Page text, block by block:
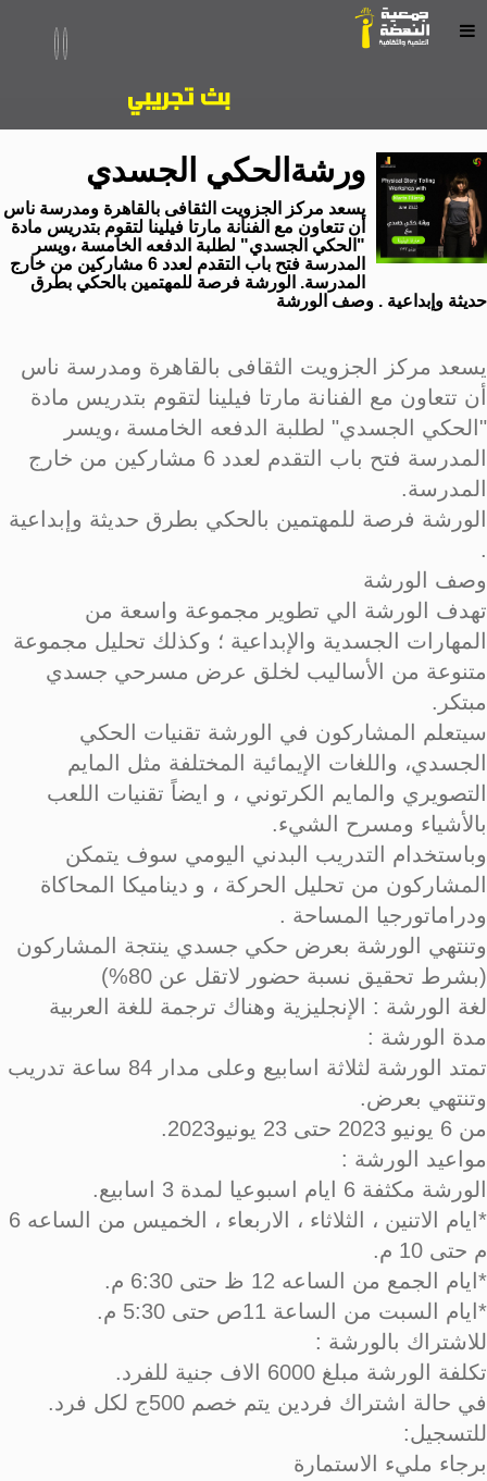
ورشةالحكي الجسدي
يسعد مركز الجزويت الثقافى بالقاهرة ومدرسة ناس
أن تتعاون مع الفنانة مارتا فيلينا لتقوم بتدريس مادة
"الحكي الجسدي" لطلبة الدفعه الخامسة ،ويسر
المدرسة فتح باب التقدم لعدد 6 مشاركين من خارج
المدرسة. الورشة فرصة للمهتمين بالحكي بطرق
حديثة وإبداعية . وصف الورشة
يسعد مركز الجزويت الثقافى بالقاهرة ومدرسة ناس
أن تتعاون مع الفنانة مارتا فيلينا لتقوم بتدريس مادة
"الحكي الجسدي" لطلبة الدفعه الخامسة ،ويسر
المدرسة فتح باب التقدم لعدد 6 مشاركين من خارج
المدرسة.
الورشة فرصة للمهتمين بالحكي بطرق حديثة وإبداعية
.
وصف الورشة
تهدف الورشة الي تطوير مجموعة واسعة من
المهارات الجسدية والإبداعية ؛ وكذلك تحليل مجموعة
متنوعة من الأساليب لخلق عرض مسرحي جسدي
مبتكر.
سيتعلم المشاركون في الورشة تقنيات الحكي
الجسدي، واللغات الإيمائية المختلفة مثل المايم
التصويري والمايم الكرتوني ، و ايضاً تقنيات اللعب
بالأشياء ومسرح الشيء.
وباستخدام التدريب البدني اليومي سوف يتمكن
المشاركون من تحليل الحركة ، و ديناميكا المحاكاة
ودراماتورجيا المساحة .
وتنتهي الورشة بعرض حكي جسدي ينتجة المشاركون
(بشرط تحقيق نسبة حضور لاتقل عن 80%)
لغة الورشة : الإنجليزية وهناك ترجمة للغة العربية
مدة الورشة :
تمتد الورشة لثلاثة اسابيع وعلى مدار 84 ساعة تدريب
وتنتهي بعرض.
من 6 يونيو 2023 حتى 23 يونيو2023.
مواعيد الورشة :
الورشة مكثفة 6 ايام اسبوعيا لمدة 3 اسابيع.
*ايام الاتنين ، الثلاثاء ، الاربعاء ، الخميس من الساعه 6
م حتى 10 م.
*ايام الجمع من الساعه 12 ظ حتى 6:30 م.
*ايام السبت من الساعة 11ص حتى 5:30 م.
للاشتراك بالورشة :
تكلفة الورشة مبلغ 6000 الاف جنية للفرد.
في حالة اشتراك فردين يتم خصم 500ج لكل فرد.
للتسجيل:
برجاء مليء الاستمارة